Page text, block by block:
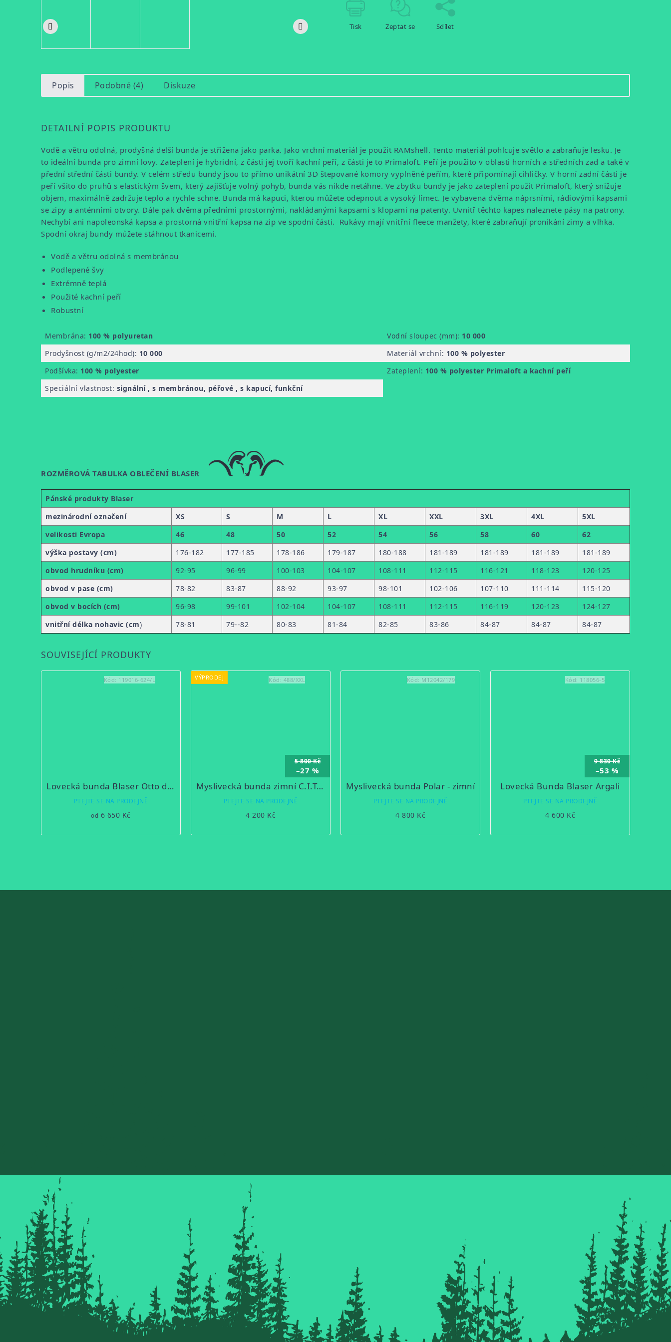
Tisk Zeptat se Sdílet
Popis Podobné (4) Diskuze
DETAILNÍ POPIS PRODUKTU
Vodě a větru odolná, prodyšná delší bunda je střižena jako parka. Jako vrchní materiál je použit RAMshell. Tento materiál pohlcuje světlo a zabraňuje lesku. Je
to ideální bunda pro zimní lovy. Zateplení je hybridní, z části jej tvoří kachní peří, z části je to Primaloft. Peří je použito v oblasti horních a středních zad a také v
přední střední části bundy. V celém středu bundy jsou to přímo unikátní 3D štepované komory vyplněné peřím, které připomínají cihličky. V horní zadní části je
peří všito do pruhů s elastickým švem, který zajišťuje volný pohyb, bunda vás nikde netáhne. Ve zbytku bundy je jako zateplení použit Primaloft, který snižuje
objem, maximálně zadržuje teplo a rychle schne. Bunda má kapuci, kterou můžete odepnout a vysoký límec. Je vybavena dvěma náprsními, rádiovými kapsami
se zipy a anténními otvory. Dále pak dvěma předními prostornými, nakládanými kapsami s klopami na patenty. Uvnitř těchto kapes naleznete pásy na patrony.
Nechybí ani napoleonská kapsa a prostorná vnitřní kapsa na zip ve spodní části. Rukávy mají vnitřní fleece manžety, které zabraňují pronikání zimy a vlhka.
Spodní okraj bundy můžete stáhnout tkanicemi.
Vodě a větru odolná s membránou
Podlepené švy
Extrémně teplá
Použité kachní peří
Robustní
Membrána: 100 % polyuretan Vodní sloupec (mm): 10 000
Prodyšnost (g/m2/24hod): 10 000 Materiál vrchní: 100 % polyester
Podšívka: 100 % polyester Zateplení: 100 % polyester Primaloft a kachní peří
Speciální vlastnost: signální , s membránou, péřové , s kapucí, funkční
ROZMĚROVÁ TABULKA OBLEČENÍ BLASER
Pánské produkty Blaser
mezinárodní označení
XS S M L XL XXL 3XL 4XL
5XL
velikosti Evropa
46 48 50 52 54 56 58 60
62
výška postavy (cm)
176-182 177-185 178-186 179-187 180-188 181-189 181-189 181-189
181-189
obvod hrudníku (cm)
92-95 96-99 100-103 104-107 108-111 112-115 116-121 118-123
120-125
obvod v pase (cm)
78-82 83-87 88-92 93-97 98-101 102-106 107-110 111-114
115-120
obvod v bocích (cm)
96-98 99-101 102-104 104-107 108-111 112-115 116-119 120-123
124-127
vnitřní délka nohavic (cm) 78-81 79--82 80-83 81-84 82-85 83-86 84-87 84-87 84-87
SOUVISEJÍCÍ PRODUKTY
Lovecká bunda Blaser Otto do deště
PTEJTE SE NA PRODEJNĚ
od 6 650 Kč
Kód: 119016-624/L VÝPRODEJ
5 800 Kč
–27 %
Myslivecká bunda zimní C.I.T. oboustranná s membránou
PTEJTE SE NA PRODEJNĚ
4 200 Kč
Kód: 488/XXL
Myslivecká bunda Polar - zimní
PTEJTE SE NA PRODEJNĚ
4 800 Kč
Kód: M12042/179
9 830 Kč
–53 %
Lovecká Bunda Blaser Argali
PTEJTE SE NA PRODEJNĚ
4 600 Kč
Kód: 118056-5